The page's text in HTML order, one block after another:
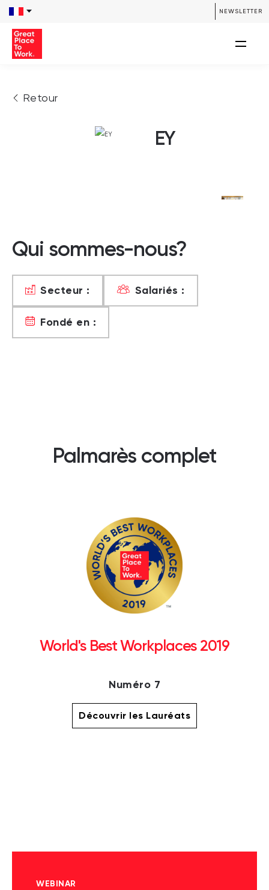
NEWSLETTER
Retour
EY
Qui sommes-nous?
Secteur : Salariés :
Fondé en :
Palmarès complet
World's Best Workplaces 2019
Numéro 7
Découvrir les Lauréats
WEBINAR